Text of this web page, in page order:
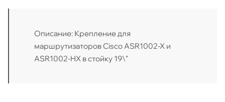
Описание: Крепление для
маршрутизаторов Cisco ASR1002-X и
ASR1002-HX в стойку 19\"